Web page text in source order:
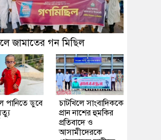
জামাতের গন মিছিল
পানিতে ডুবে
চাটখিলে সাংবাদিককে
প্রান নাশের হুমকির
প্রতিবাদে ও
আসামীদেরকে